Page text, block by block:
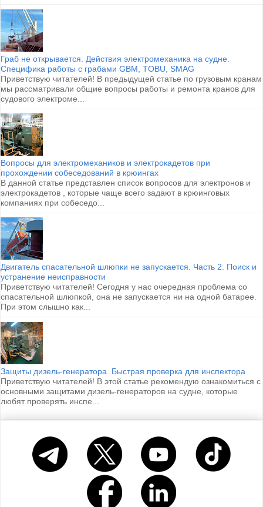
Граб не открывается. Действия электромеханика на судне.
Специфика работы с грабами GBM, TOBU, SMAG
Приветствую читателей! В предыдущей статье по грузовым кранам
мы рассматривали общие вопросы работы и ремонта кранов для
судового электроме...
Вопросы для электромехаников и электрокадетов при
прохождении собеседований в крюингах
В данной статье представлен список вопросов для электронов и
электрокадетов , которые чаще всего задают в крюинговых
компаниях при собеседо...
Двигатель спасательной шлюпки не запускается. Часть 2. Поиск и
устранение неисправности
Приветствую читателей! Сегодня у нас очередная проблема со
спасательной шлюпкой, она не запускается ни на одной батарее.
При этом слышно как...
Защиты дизель-генератора. Быстрая проверка для инспектора
Приветствую читателей! В этой статье рекомендую ознакомиться с
основными защитами дизель-генераторов на судне, которые
любят проверять инспе...